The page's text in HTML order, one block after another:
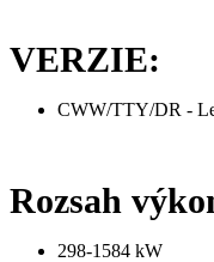
VERZIE:
CWW/TTY/DR -
Rozsah
298-1584 kW